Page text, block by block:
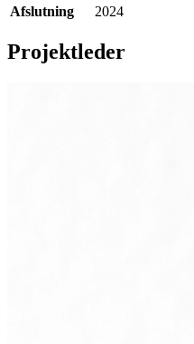
Afslutning
2024
Projektleder